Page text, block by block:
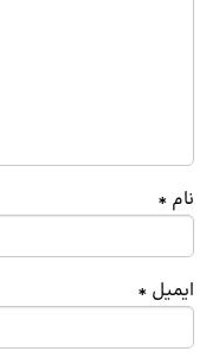
نام *
ایمیل *